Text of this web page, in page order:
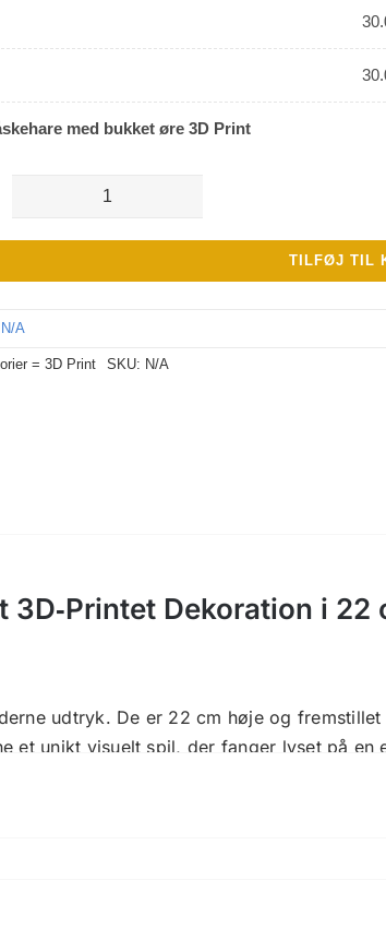
med bukket øre 3D Print
med
Print
TILFØJ TIL
N/A
= 3D Print SKU: N/A
3D‑Printet Dekoration i 22
udtryk. De er 22 cm høje og
et unikt visuelt spil, der fanger lyset på en
afstanden mellem rillerne følger en